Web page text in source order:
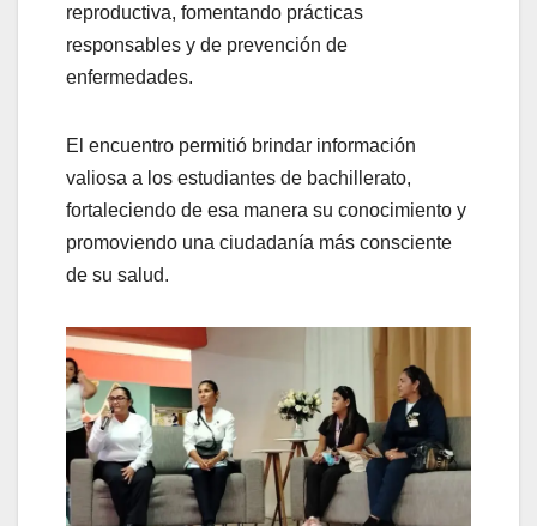
reproductiva, fomentando prácticas
responsables y de prevención de
enfermedades.
El encuentro permitió brindar información
valiosa a los estudiantes de bachillerato,
fortaleciendo de esa manera su conocimiento y
promoviendo una ciudadanía más consciente
de su salud.